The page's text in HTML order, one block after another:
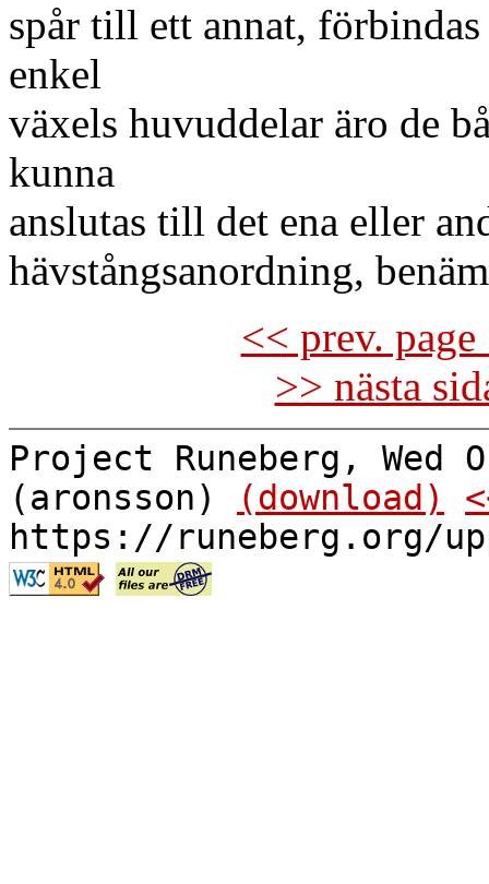
spår till ett annat,
enkel
växels huvuddelar äro de
kunna
anslutas till det ena eller
hävstångsanordning,
<< prev.
>> nästa
Project Runeberg, Wed
(aronsson)
(download)
https://runeberg.org/